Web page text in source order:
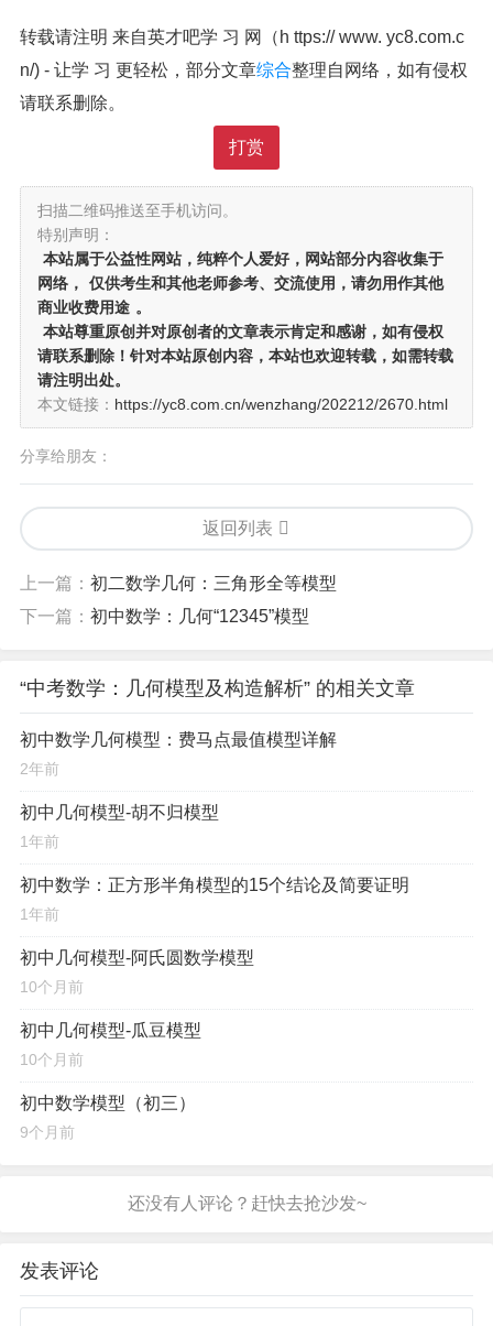
转载请注明 来自英才吧学 习 网（h ttps:// www. yc8.com.c
n/) - 让学 习 更轻松，部分文章综合整理自网络，如有侵权
请联系删除。
打赏
扫描二维码推送至手机访问。
特别声明：
本站属于公益性网站，纯粹个人爱好，网站部分内容收集于
网络，
仅供考生和其他老师参考、交流使用，请勿用作其他
商业收费用途 。
本站尊重原创并对原创者的文章表示肯定和感谢，如有侵权
请联系删除！针对本站原创内容，本站也欢迎转载，如需转载
请注明出处。
本文链接： https://yc8.com.cn/wenzhang/202212/2670.html
分享给朋友：
返回列表
上一篇： 初二数学几何：三角形全等模型
下一篇： 初中数学：几何“12345”模型
“中考数学：几何模型及构造解析” 的相关文章
初中数学几何模型：费马点最值模型详解
2年前
初中几何模型-胡不归模型
1年前
初中数学：正方形半角模型的15个结论及简要证明
1年前
初中几何模型-阿氏圆数学模型
10个月前
初中几何模型-瓜豆模型
10个月前
初中数学模型（初三）
9个月前
发表评论